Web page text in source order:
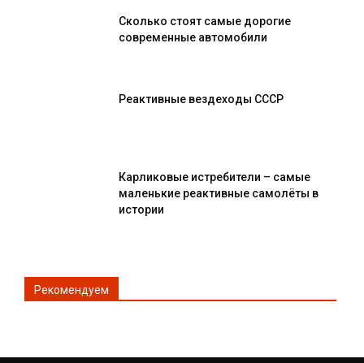
Сколько стоят самые дорогие
современные автомобили
Реактивные вездеходы СССР
Карликовые истребители – самые
маленькие реактивные самолёты в
истории
Рекомендуем